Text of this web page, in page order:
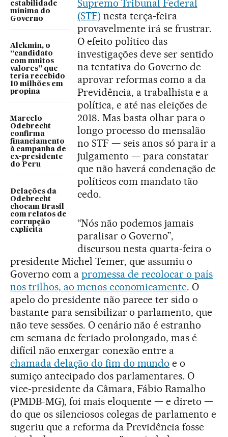
estabilidade
mínima do
Governo
Alckmin, o
“candidato
com muitos
valores” que
teria recebido
10 milhões em
propina
Marcelo
Odebrecht
confirma
financiamento
à campanha de
ex-presidente
do Peru
Delações da
Odebrecht
chocam Brasil
com relatos de
corrupção
explícita
Supremo Tribunal Federal
(STF) nesta terça-feira
provavelmente irá se frustrar.
O efeito político das
investigações deve ser sentido
na tentativa do Governo de
aprovar reformas como a da
Previdência, a trabalhista e a
política, e até nas eleições de
2018. Mas basta olhar para o
longo processo do mensalão
no STF — seis anos só para ir a
julgamento — para constatar
que não haverá condenação de
políticos com mandato tão
cedo.
“Nós não podemos jamais
paralisar o Governo”,
discursou nesta quarta-feira o
presidente Michel Temer, que assumiu o
Governo com a promessa de recolocar o país
nos trilhos, ao menos economicamente. O
apelo do presidente não parece ter sido o
bastante para sensibilizar o parlamento, que
não teve sessões. O cenário não é estranho
em semana de feriado prolongado, mas é
difícil não enxergar conexão entre a
chamada delação do fim do mundo e o
sumiço antecipado dos parlamentares. O
vice-presidente da Câmara, Fábio Ramalho
(PMDB-MG), foi mais eloquente — e direto —
do que os silenciosos colegas de parlamento e
sugeriu que a reforma da Previdência fosse